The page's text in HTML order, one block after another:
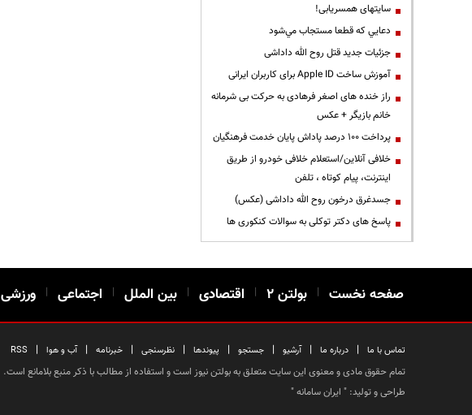
سایتهای همسریابی!
دعايي كه قطعا مستجاب مي‌شود
جزئیات جدید قتل روح الله داداشی
آموزش ساخت Apple ID برای کاربران ایرانی
راز خنده های اصغر فرهادی به حرکت بی شرمانه
خانم بازیگر + عکس
پرداخت ۱۰۰ درصد پاداش پایان خدمت فرهنگیان
خلافی آنلاین/استعلام خلافی خودرو از طریق
اینترنت، پیام کوتاه ، تلفن
جسدغرق درخون روح الله داداشی (عکس)
پاسخ های دکتر توکلی به سوالات کنکوری ها
صفحه نخست | بولتن ۲ | اقتصادی | بین الملل | اجتماعی | ورزشی
تماس با ما | درباره ما | آرشیو | جستجو | پیوندها | نظرسنجی | خبرنامه | آب و هوا |
RSS
تمام حقوق مادی و معنوی این سایت متعلق به بولتن نیوز است و استفاده از مطالب با ذکر منبع بلامانع است.
طراحی و تولید: " ایران سامانه"